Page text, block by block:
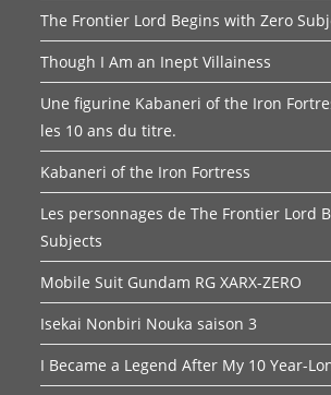
The Frontier Lord Begins with Zero
Though I Am an Inept Villainess
Une figurine Kabaneri of the Iron
les 10 ans du titre.
Kabaneri of the Iron Fortress
Les personnages de The Frontier Lord
Subjects
Mobile Suit Gundam RG XARX-ZERO
Isekai Nonbiri Nouka saison 3
I Became a Legend After My 10 Year-